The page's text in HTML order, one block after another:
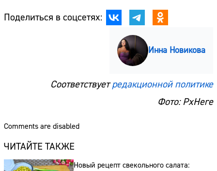
Поделиться в соцсетях:
Инна Новикова
Соответствуетредакционной политике
Фото: PxHere
Comments are disabled
ЧИТАЙТЕ ТАКЖЕ
Новый рецепт свекольного салата: